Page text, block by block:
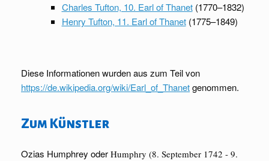
Charles Tufton, 10. Earl of Thanet(1770–1832)
Henry Tufton, 11. Earl of Thanet(1775–1849)
Diese Informationen wurden aus zum Teil von
https://de.wikipedia.org/wiki/Earl_of_Thanetgenommen.
Zum Künstler
Ozias Humphrey oder Humphry (8. September 1742 - 9.